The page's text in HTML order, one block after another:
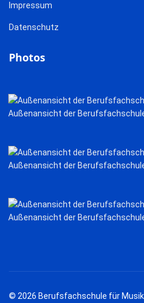
Impressum
Datenschutz
Photos
Außenansicht der
Außenansicht der
Außenansicht der
© 2026 Berufsfachschule für